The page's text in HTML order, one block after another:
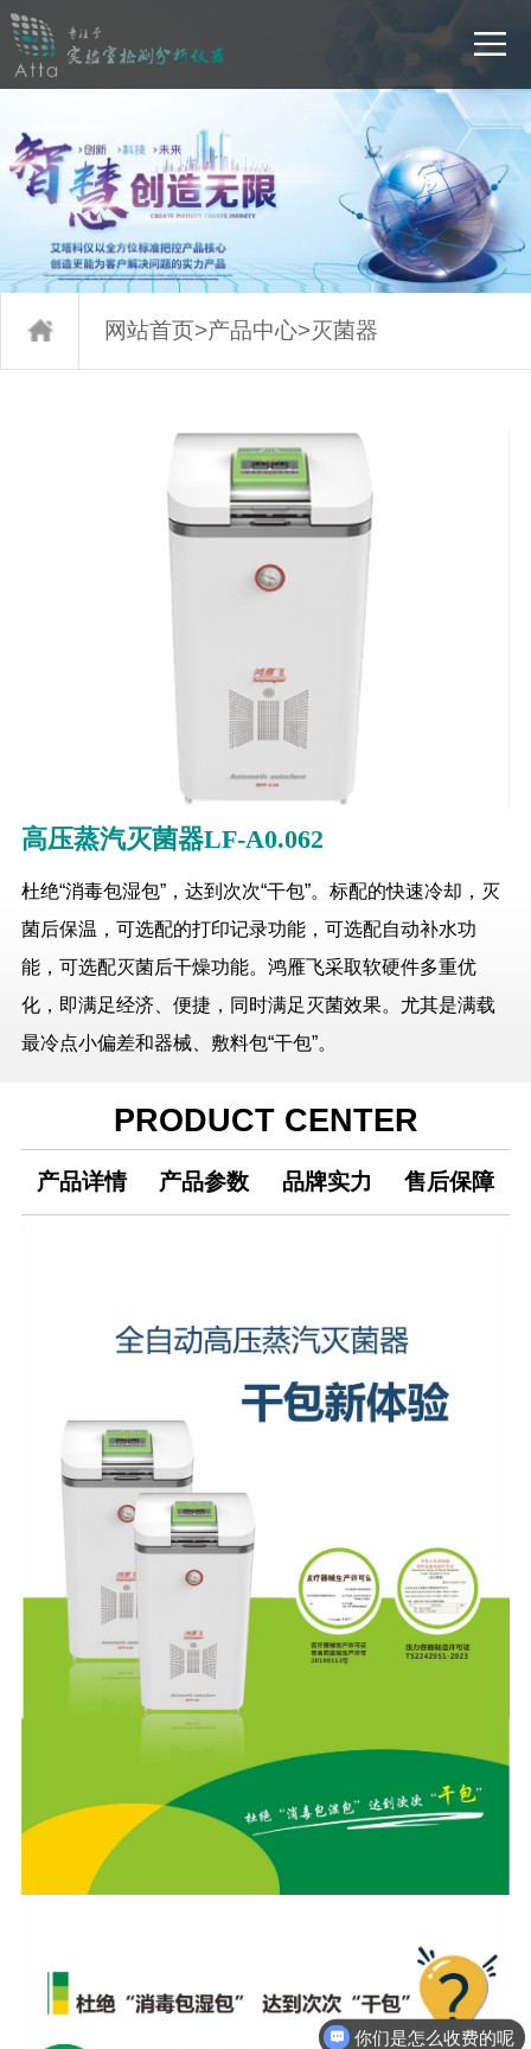
网站首页>产品中心>灭菌器
高压蒸汽灭菌器LF-A0.062
杜绝“消毒包湿包”，达到次次“干包”。标配的快速冷却，灭
菌后保温，可选配的打印记录功能，可选配自动补水功
能，可选配灭菌后干燥功能。鸿雁飞采取软硬件多重优
化，即满足经济、便捷，同时满足灭菌效果。尤其是满载
最冷点小偏差和器械、敷料包“干包”。
PRODUCT CENTER
产品详情 产品参数 品牌实力 售后保障
你们是怎么收费的呢